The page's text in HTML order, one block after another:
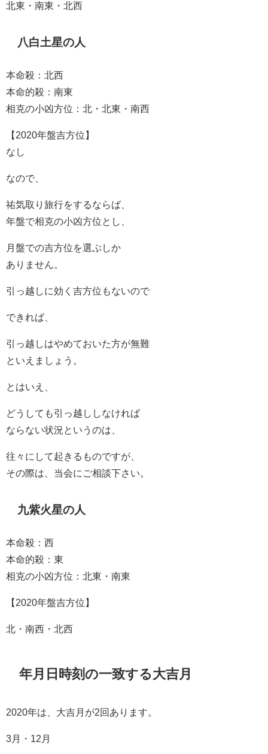
北東・南東・北西
八白土星の人
本命殺：北西
本命的殺：南東
相克の小凶方位：北・北東・南西
【2020年盤吉方位】
なし
なので、
祐気取り旅行をするならば、
年盤で相克の小凶方位とし、
月盤での吉方位を選ぶしか
ありません。
引っ越しに効く吉方位もないので
できれば、
引っ越しはやめておいた方が無難
といえましょう。
とはいえ、
どうしても引っ越ししなければ
ならない状況というのは、
往々にして起きるものですが、
その際は、当会にご相談下さい。
九紫火星の人
本命殺：西
本命的殺：東
相克の小凶方位：北東・南東
【2020年盤吉方位】
北・南西・北西
年月日時刻の一致する大吉月
2020年は、大吉月が2回あります。
3月・12月